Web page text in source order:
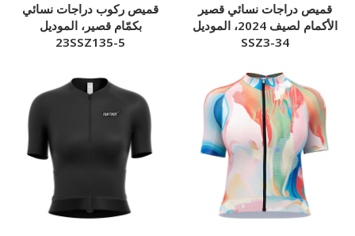
قميص دراجات نسائي قصير
الأكمام لصيف 2024، الموديل
SSZ3-34
قميص ركوب دراجات نسائي
بكمّام قصير، الموديل
23SSZ135-5